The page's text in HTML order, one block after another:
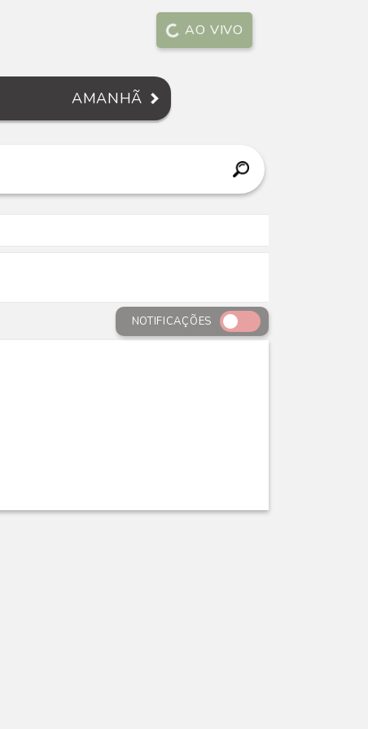
AO VIVO
AMANHÃ
NOTIFICAÇÕES